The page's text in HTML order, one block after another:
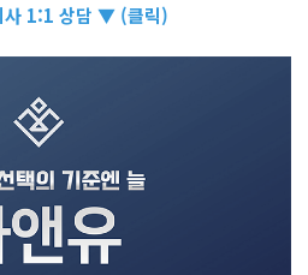
1:1 상담 ▼ (클릭)